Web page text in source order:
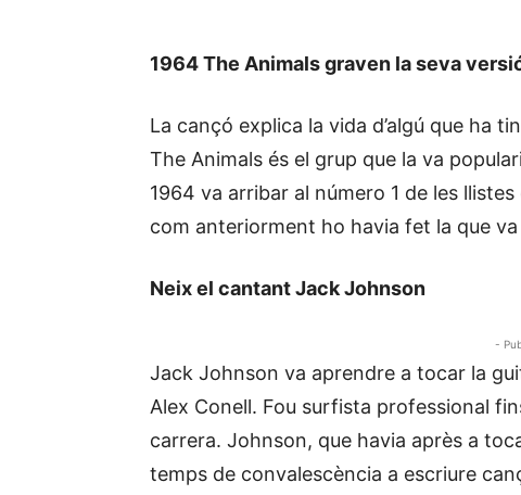
1964 The Animals graven la seva
La cançó explica la vida d’algú que ha
The Animals és el grup que la va
1964 va arribar al número 1 de les
com anteriorment ho havia fet la que
Neix el cantant Jack Johnson
-
Jack Johnson va aprendre a tocar la
Alex Conell. Fou surfista professional
carrera. Johnson, que havia après a
temps de convalescència a escriure